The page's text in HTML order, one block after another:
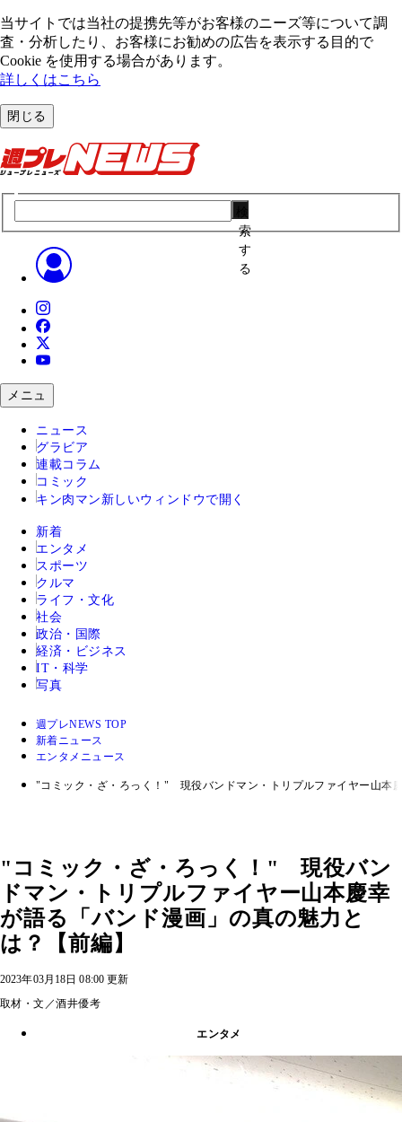
当サイトでは当社の提携先等がお客様のニーズ等について調
査・分析したり、お客様にお勧めの広告を表⽰する⽬的で
Cookie を使⽤する場合があります。
詳しくはこちら
閉じる
索
す
る
メニュ
ニュース
グラビア
連載コラム
コミック
キン肉マン 新しいウィンドウで開く
新着
エンタメ
スポーツ
クルマ
ライフ・文化
社会
政治・国際
経済・ビジネス
IT・科学
写真
週プレNEWS TOP
新着ニュース
エンタメニュース
"コミック・ざ・ろっく！" 現役バンドマン・トリプルファイヤー山本
"コミック・ざ・ろっく！" 現役バン
ドマン・トリプルファイヤー山本慶幸
が語る「バンド漫画」の真の魅力と
は？【前編】
2023年03月18日 08:00 更新
取材・文／酒井優考
エンタメ